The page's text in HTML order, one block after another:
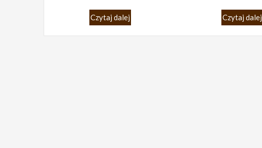
Czytaj dalej Czytaj dalej